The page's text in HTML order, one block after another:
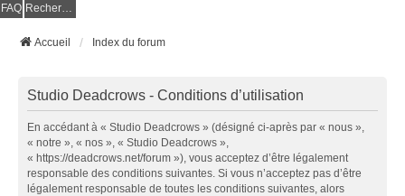
FAQ Rechercher
Accueil Index du forum
Studio Deadcrows - Conditions d’utilisation
En accédant à « Studio Deadcrows » (désigné ci-après par « nous »,
« notre », « nos », « Studio Deadcrows »,
« https://deadcrows.net/forum »), vous acceptez d’être légalement
responsable des conditions suivantes. Si vous n’acceptez pas d’être
légalement responsable de toutes les conditions suivantes, alors